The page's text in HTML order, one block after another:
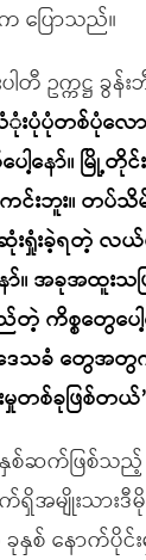
က ပြောသည်။
တီ ဥက္ကဋ္ဌ ခွန်
းပုံပုံတစ်ပုံလ
နော်။ မြို့
းဘူး။ တပ်သိမ်
ရှုံးခဲ့ရတဲ့ လ
ာ်။ အခုအထူးသ
တဲ့ ကိစ္စတွေပေ
ဒေသခံ တွေအ
မှုတစ်ခုဖြစ်တယ်
စ်ဆက်ဖြစ်သည့်
မျိုးသားဒီမို
နှစ် နောက်ပိုင်